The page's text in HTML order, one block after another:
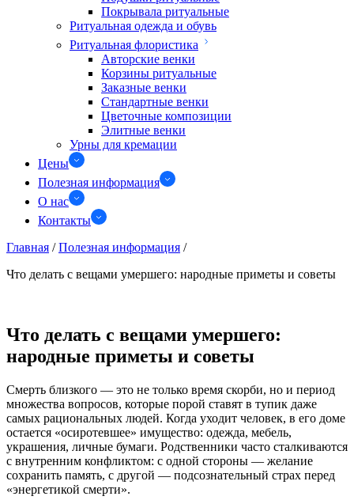
Покрывала ритуальные
Ритуальная одежда и обувь
Ритуальная флористика
Авторские венки
Корзины ритуальные
Заказные венки
Стандартные венки
Цветочные композиции
Элитные венки
Урны для кремации
Цены
Полезная информация
О нас
Контакты
Главная / Полезная информация /
Что делать с вещами умершего: народные приметы и советы
Что делать с вещами умершего:
народные приметы и советы
Смерть близкого — это не только время скорби, но и период
множества вопросов, которые порой ставят в тупик даже
самых рациональных людей. Когда уходит человек, в его доме
остается «осиротевшее» имущество: одежда, мебель,
украшения, личные бумаги. Родственники часто сталкиваются
с внутренним конфликтом: с одной стороны — желание
сохранить память, с другой — подсознательный страх перед
«энергетикой смерти».